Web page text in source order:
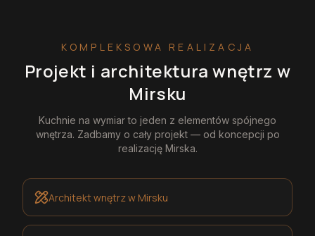
KOMPLEKSOWA REALIZACJA
Projekt i architektura wnętrz w
Mirsku
Kuchnie na wymiarto jeden z elementów spójnego
wnętrza. Zadbamy o cały projekt — od koncepcji po
realizację Mirska.
Architekt wnętrzw Mirsku